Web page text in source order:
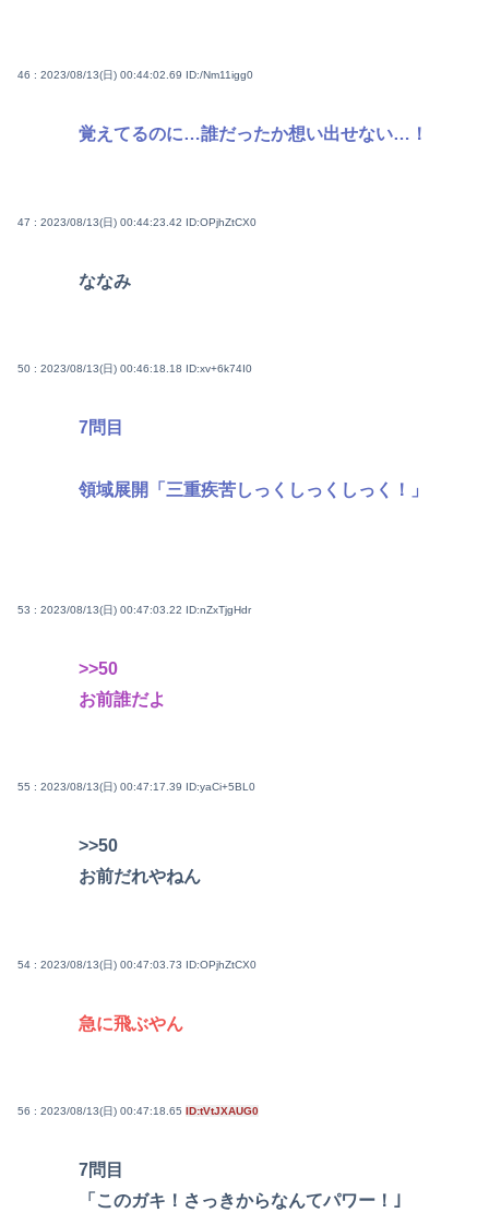
46 : 2023/08/13(日) 00:44:02.69 ID:/Nm11igg0
覚えてるのに…誰だったか想い出せない…！
47 : 2023/08/13(日) 00:44:23.42 ID:OPjhZtCX0
ななみ
50 : 2023/08/13(日) 00:46:18.18 ID:xv+6k74I0
7問目
領域展開「三重疾苦しっくしっくしっく！」
53 : 2023/08/13(日) 00:47:03.22 ID:nZxTjgHdr
>>50
お前誰だよ
55 : 2023/08/13(日) 00:47:17.39 ID:yaCi+5BL0
>>50
お前だれやねん
54 : 2023/08/13(日) 00:47:03.73 ID:OPjhZtCX0
急に飛ぶやん
56 : 2023/08/13(日) 00:47:18.65 ID:tVtJXAUG0
7問目
「このガキ！さっきからなんてパワー！｣